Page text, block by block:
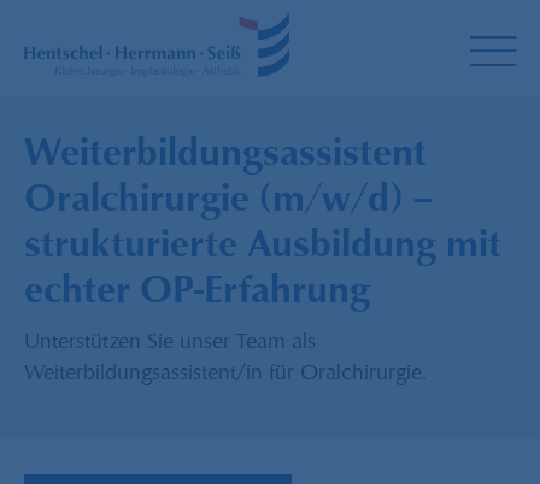
Weiterbildungsassistent
Oralchirurgie (m/w/d) –
strukturierte Ausbildung mit
echter OP-Erfahrung
Unterstützen Sie unser Team als
Weiterbildungsassistent/in für Oralchirurgie.